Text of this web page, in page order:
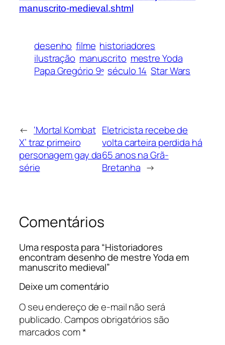
manuscrito-medieval.shtml
desenho filme historiadores
ilustração manuscrito mestre Yoda
Papa Gregório 9º século 14 Star Wars
← ‘Mortal Kombat
X’ traz primeiro
personagem gay da
série
Eletricista recebe de
volta carteira perdida há
65 anos na Grã-
Bretanha →
Comentários
Uma resposta para “Historiadores
encontram desenho de mestre Yoda em
manuscrito medieval”
Deixe um comentário
O seu endereço de e-mail não será
publicado.Campos obrigatórios são
marcados com*